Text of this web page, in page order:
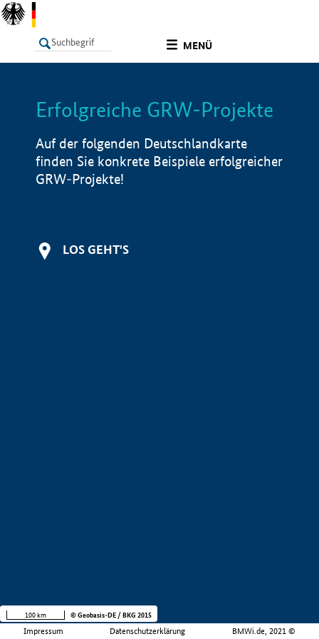
MENÜ
LISTE Info
Erfolgreiche GRW-Projekte
Auf der folgenden Deutschlandkarte
finden Sie konkrete Beispiele erfolgreicher
GRW-Projekte!
LOS GEHT'S
Impressum Datenschutzerklärung BMWi.de, 2021 ©
100 km © Geobasis-DE / BKG 2015